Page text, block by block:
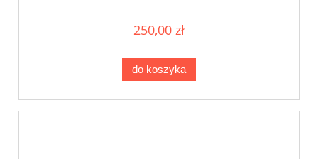
250,00 zł
do koszyka